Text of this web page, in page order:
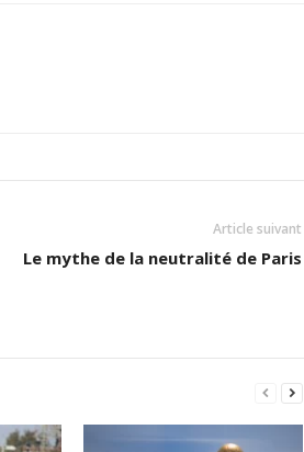
Article suivant
Le mythe de la neutralité de Paris